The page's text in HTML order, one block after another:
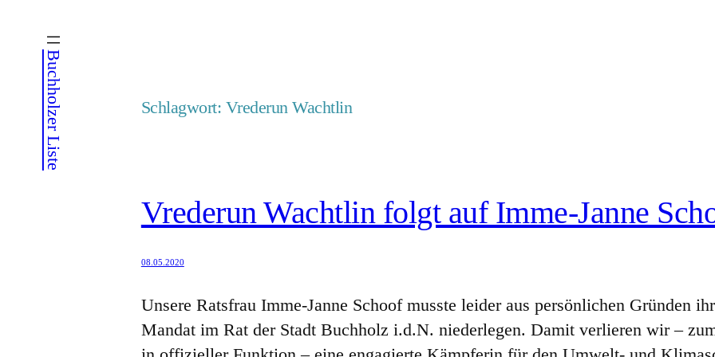
springen
Buchholzer Liste Schlagwort: Vrederun Wachtlin
Vrederun Wachtlin folgt auf Imme-Janne
08.05.2020
Unsere Ratsfrau Imme-Janne Schoof musste leider aus persönlichen Gründen ihr
Mandat im Rat der Stadt Buchholz i.d.N. niederlegen. Damit verlieren wir –